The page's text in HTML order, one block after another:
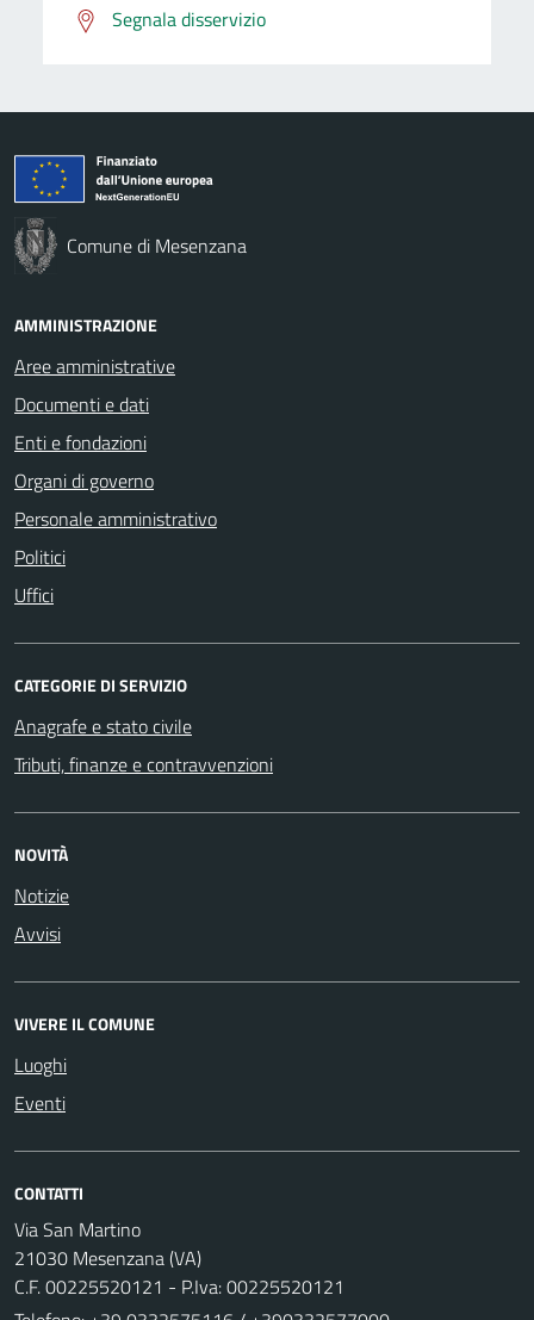
Segnala disservizio
Comune di Mesenzana
AMMINISTRAZIONE
Aree amministrative
Documenti e dati
Enti e fondazioni
Organi di governo
Personale amministrativo
Politici
Uffici
CATEGORIE DI SERVIZIO
Anagrafe e stato civile
Tributi, finanze e contravvenzioni
NOVITÀ
Notizie
Avvisi
VIVERE IL COMUNE
Luoghi
Eventi
CONTATTI
Via San Martino
21030 Mesenzana (VA)
C.F. 00225520121 - P.Iva: 00225520121